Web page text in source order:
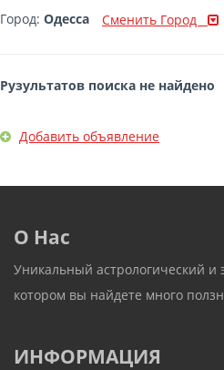
Город: Одесса Сменить Город
Рузультатов поиска не найдено
Добавить объявление
О Нас
Уникальный астрологический и
котором вы найдете много
ИНФОРМАЦИЯ